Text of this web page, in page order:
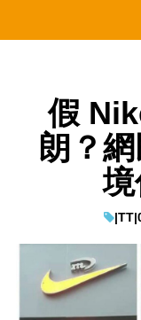
假
朗？
|TT|